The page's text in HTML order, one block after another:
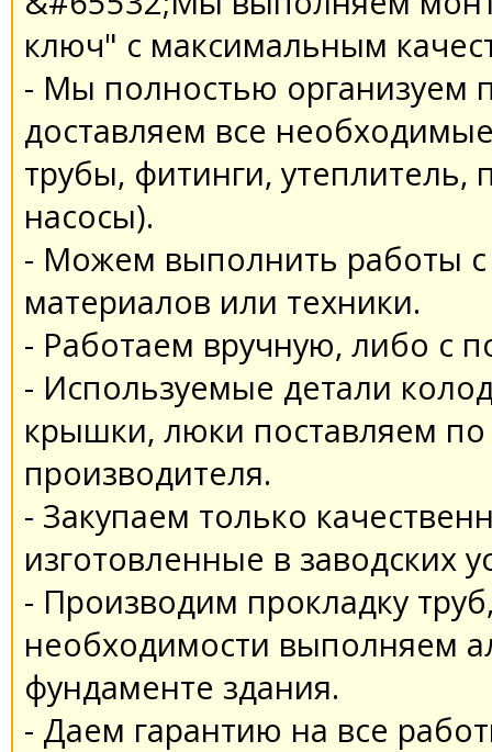
ключ" с максимальным
- Мы полностью организуем
доставляем все
трубы, фитинги,
насосы).
- Можем выполнить работы
материалов или техники.
- Работаем вручную, либо с
- Используемые детали
крышки, люки поставляем
производителя.
- Закупаем только
изготовленные в заводских
- Производим прокладку
необходимости выполняем
фундаменте здания.
- Даем гарантию на все